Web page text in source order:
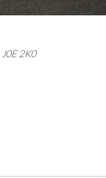
J0E 2K0